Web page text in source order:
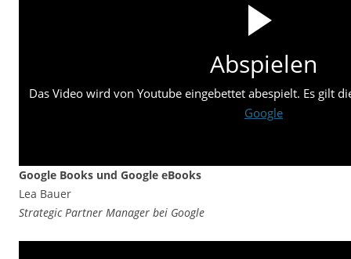
Abspielen
Das Video wird von Youtube eingebettet abespielt. Es gilt
Google
Google Books und Google eBooks
Lea Bauer
Strategic Partner Manager bei Google